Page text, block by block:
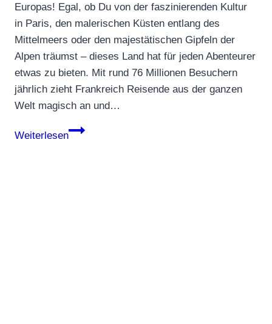
Europas! Egal, ob Du von der faszinierenden Kultur
in Paris, den malerischen Küsten entlang des
Mittelmeers oder den majestätischen Gipfeln der
Alpen träumst – dieses Land hat für jeden Abenteurer
etwas zu bieten. Mit rund 76 Millionen Besuchern
jährlich zieht Frankreich Reisende aus der ganzen
Welt magisch an und…
Weiterlesen
Wildcamping